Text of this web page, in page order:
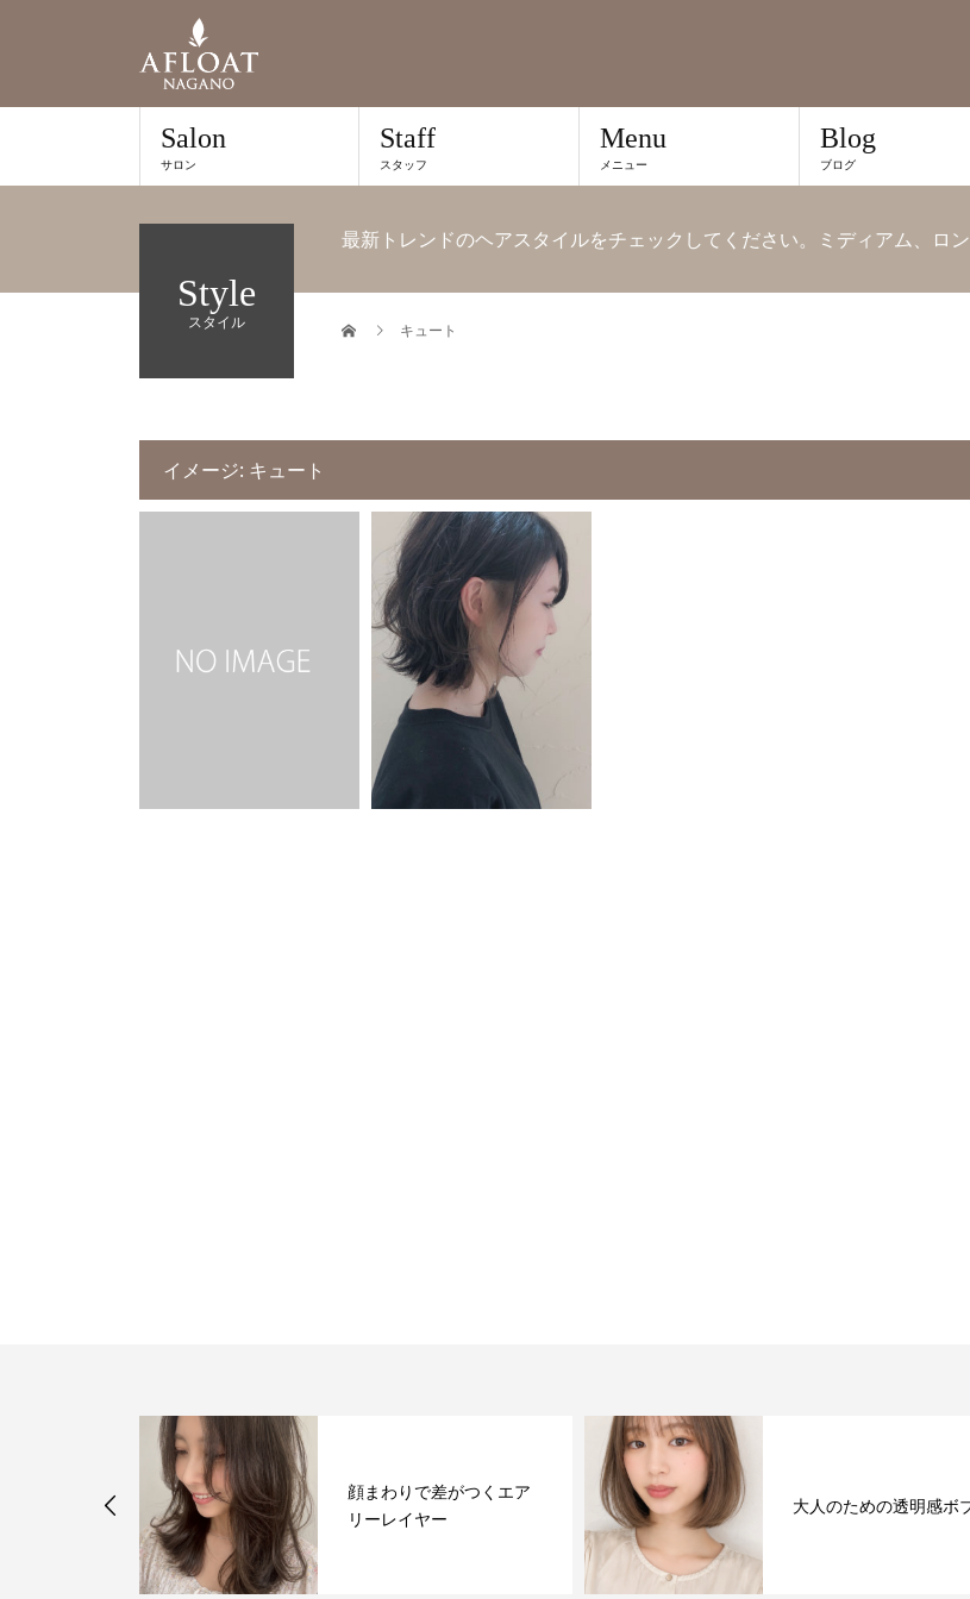
Salon
サロン
Staff
スタッフ
Menu
メニュー
Blog
ブログ
Style
スタイル
最新トレンドのヘアスタイルをチェックしてください。ミディアム、ロ
キュート
イメージ: キュート
顔まわりで差がつくエア
リーレイヤー
大人のための透明感ボ